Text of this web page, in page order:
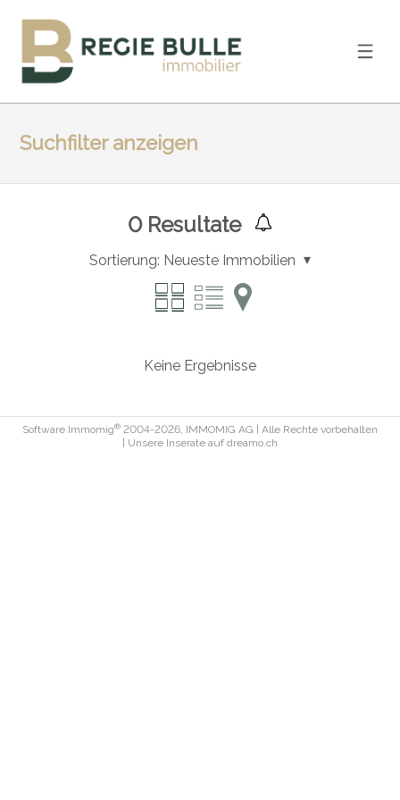
Suchfilter anzeigen
0Resultate
Sortierung: Neueste Immobilien
Keine Ergebnisse
Software Immomig® 2004-2026, IMMOMIG AG | Alle Rechte vorbehalten
| Unsere Inserate auf dreamo.ch